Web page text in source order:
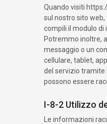
Quando visiti
sul nostro sito web,
compili il modulo di
Potremmo inoltre,
messaggio o un
cellulare, tablet,
del servizio tramite
possono essere
I-8-2 Utilizzo
Le informazioni